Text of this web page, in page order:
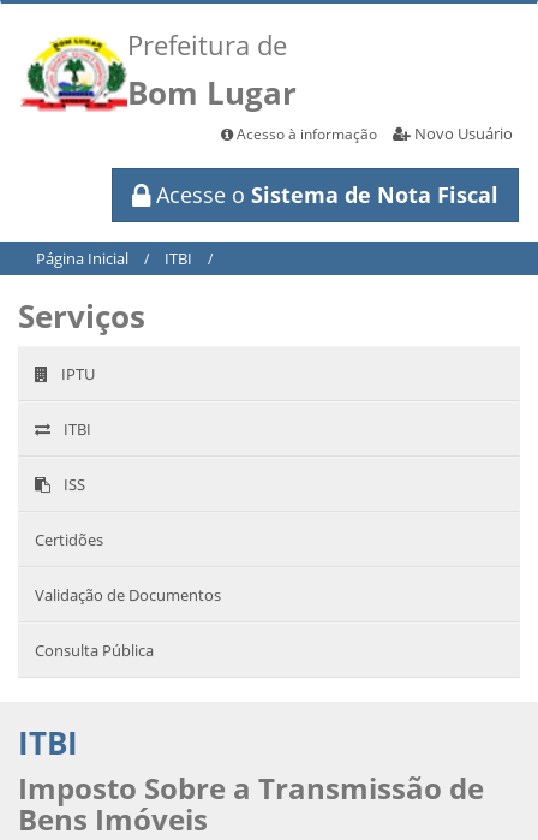
Prefeitura de
Bom Lugar
Acesso à informação Novo Usuário
Acesse o Sistema de Nota Fiscal
Página Inicial / ITBI /
Serviços
IPTU
ITBI
ISS
Certidões
Validação de Documentos
Consulta Pública
ITBI
Imposto Sobre a Transmissão de
Bens Imóveis